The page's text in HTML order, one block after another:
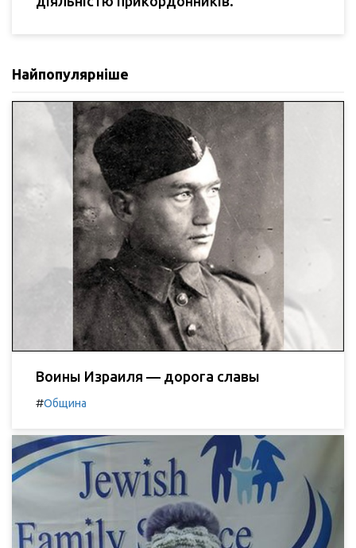
Найпопулярніше
Воины Израиля — дорога славы
#Община